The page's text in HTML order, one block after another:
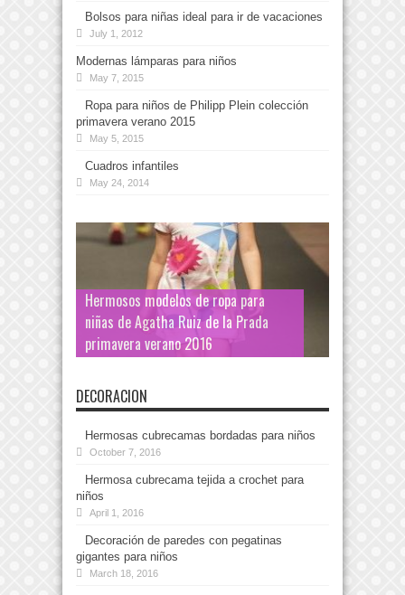
Bolsos para niñas ideal para ir de vacaciones
July 1, 2012
Modernas lámparas para niños
May 7, 2015
Ropa para niños de Philipp Plein colección
primavera verano 2015
May 5, 2015
Cuadros infantiles
May 24, 2014
Hermosos modelos de ropa para
niñas de Agatha Ruiz de la Prada
primavera verano 2016
DECORACION
Hermosas cubrecamas bordadas para niños
October 7, 2016
Hermosa cubrecama tejida a crochet para
niños
April 1, 2016
Decoración de paredes con pegatinas
gigantes para niños
March 18, 2016